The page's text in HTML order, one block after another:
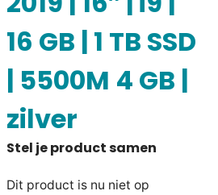
16 GB | 1 TB SSD
| 5500M 4 GB |
zilver
Dit product is nu niet op